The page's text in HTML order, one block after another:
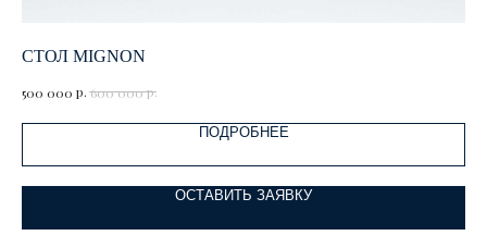
СТОЛ MIGNON
500 000 р. 600 000р.
ПОДРОБНЕЕ
ОСТАВИТЬ ЗАЯВКУ